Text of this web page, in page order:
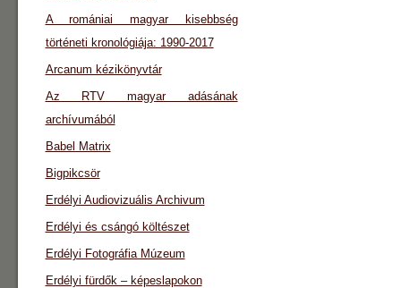
A romániai magyar kisebbség
történeti kronológiája: 1990-2017
Arcanum kézikönyvtár
Az RTV magyar adásának
archívumából
Babel Matrix
Bigpikcsör
Erdélyi Audiovizuális Archivum
Erdélyi és csángó költészet
Erdélyi Fotográfia Múzeum
Erdélyi fürdők – képeslapokon